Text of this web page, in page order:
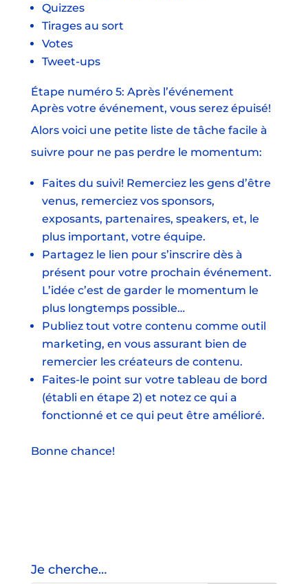
Quizzes
Tirages au sort
Votes
Tweet-ups
Étape numéro 5: Après l’événement
Après votre événement, vous serez épuisé!
Alors voici une petite liste de tâche facile à
suivre pour ne pas perdre le momentum:
Faites du suivi! Remerciez les gens d’être
venus, remerciez vos sponsors,
exposants, partenaires, speakers, et, le
plus important, votre équipe.
Partagez le lien pour s’inscrire dès à
présent pour votre prochain événement.
L’idée c’est de garder le momentum le
plus longtemps possible…
Publiez tout votre contenu comme outil
marketing, en vous assurant bien de
remercier les créateurs de contenu.
Faites-le point sur votre tableau de bord
(établi en étape 2) et notez ce qui a
fonctionné et ce qui peut être amélioré.
Bonne chance!
Je cherche…